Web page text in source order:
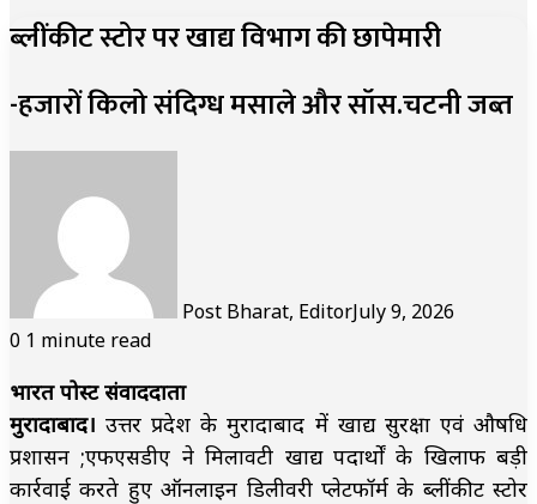
ब्लींकीट स्टोर पर खाद्य विभाग की छापेमारी
-हजारों किलो संदिग्ध मसाले और सॉस.चटनी जब्त
Post Bharat, EditorJuly 9, 2026
0 1 minute read
भारत पोस्ट संवाददाता
मुरादाबाद। उत्तर प्रदेश के मुरादाबाद में खाद्य सुरक्षा एवं औषधि
प्रशासन ;एफएसडीए ने मिलावटी खाद्य पदार्थों के खिलाफ बड़ी
कार्रवाई करते हुए ऑनलाइन डिलीवरी प्लेटफॉर्म के ब्लींकीट स्टोर